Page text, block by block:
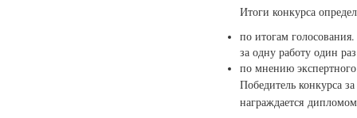
Итоги конкурса
по итогам
за одну работу один
по мнению
Победитель конкурса
награждается